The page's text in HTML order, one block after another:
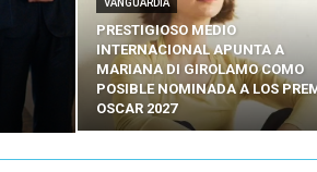
VANGUARDIA
PRESTIGIOSO MEDIO
INTERNACIONAL APUNTA A
MARIANA DI GIROLAMO COMO
POSIBLE NOMINADA A LOS
OSCAR 2027